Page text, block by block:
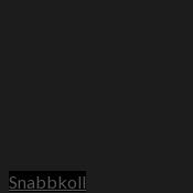
Snabbkoll